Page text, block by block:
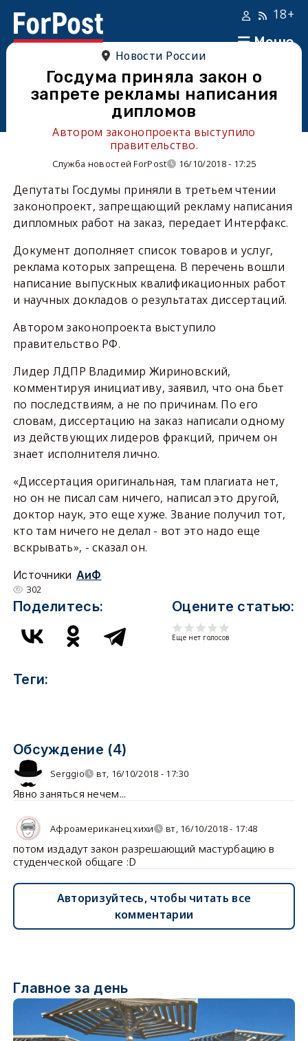
Меню
18+
Новости России
Госдума приняла закон о
запрете рекламы написания
дипломов
Автором законопроекта выступило
правительство.
Служба новостей ForPost 16/10/2018 - 17:25
Депутаты Госдумы приняли в третьем чтении
законопроект, запрещающий рекламу написания
дипломных работ на заказ, передает Интерфакс.
Документ дополняет список товаров и услуг,
реклама которых запрещена. В перечень вошли
написание выпускных квалификационных работ
и научных докладов о результатах диссертаций.
Автором законопроекта выступило
правительство РФ.
Лидер ЛДПР Владимир Жириновский,
комментируя инициативу, заявил, что она бьет
по последствиям, а не по причинам. По его
словам, диссертацию на заказ написали одному
из действующих лидеров фракций, причем он
знает исполнителя лично.
«Диссертация оригинальная, там плагиата нет,
но он не писал сам ничего, написал это другой,
доктор наук, это еще хуже. Звание получил тот,
кто там ничего не делал - вот это надо еще
вскрывать», - сказал он.
Источники АиФ
302
Поделитесь: Оцените статью:
Еще нет голосов
Теги:
Обсуждение (4)
Serggio вт, 16/10/2018 - 17:30
Явно заняться нечем...
Афроамериканец хихи вт, 16/10/2018 - 17:48
потом издадут закон разрешающий мастурбацию в
студенческой общаге :D
Авторизуйтесь, чтобы читать все
комментарии
Главное за день